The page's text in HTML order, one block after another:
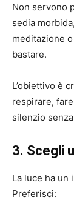
Non servono
sedia
meditazione
bastare.
L’obiettivo è
respirare,
silenzio
3. Scegli
La luce ha un
Preferisci: